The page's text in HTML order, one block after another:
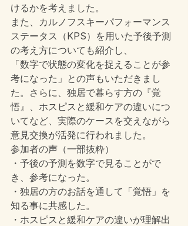
けるかを考えました。
また、カルノフスキーパフォーマンス
ステータス（KPS）を用いた予後予測
の考え方についても紹介し、
「数字で状態の変化を捉えることが参
考になった」との声もいただきまし
た。さらに、独居で暮らす方の『覚
悟』、ホスピスと緩和ケアの違いにつ
いてなど、実際のケースを交えながら
意見交換が活発に行われました。
参加者の声（一部抜粋）
・予後の予測を数字で見ることがで
き、参考になった。
・独居の方のお話を通して「覚悟」を
知る事に共感した。
・ホスピスと緩和ケアの違いが理解出